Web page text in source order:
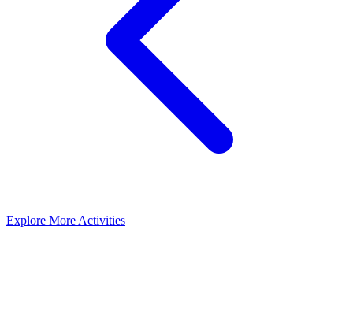
Explore More Activities